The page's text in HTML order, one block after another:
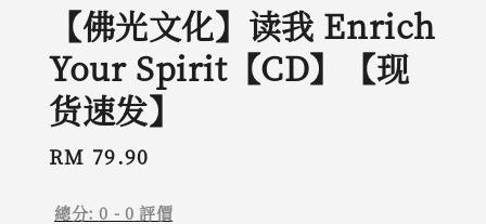
【佛光文化】读我 Enrich
Your Spirit【CD】【现
货速发】
Regular
RM 79.90
總分:0 - 0 評價